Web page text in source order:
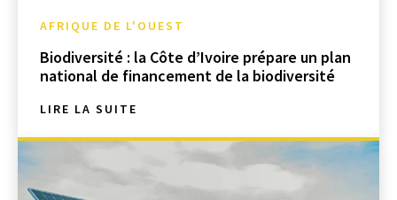
AFRIQUE DE L'OUEST
Biodiversité : la Côte d’Ivoire prépare un plan
national de financement de la biodiversité
LIRE LA SUITE